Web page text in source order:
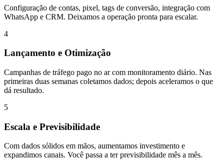
Configuração de contas, pixel, tags de conversão, integração com
WhatsApp e CRM. Deixamos a operação pronta para escalar.
4
Lançamento e Otimização
Campanhas de tráfego pago no ar com monitoramento diário. Nas
primeiras duas semanas coletamos dados; depois aceleramos o que
dá resultado.
5
Escala e Previsibilidade
Com dados sólidos em mãos, aumentamos investimento e
expandimos canais. Você passa a ter previsibilidade mês a mês.